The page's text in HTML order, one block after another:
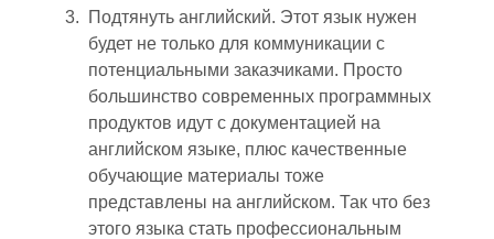
Подтянуть английский. Этот язык нужен
будет не только для коммуникации с
потенциальными заказчиками. Просто
большинство современных программных
продуктов идут с документацией на
английском языке, плюс качественные
обучающие материалы тоже
представлены на английском. Так что без
этого языка стать профессиональным